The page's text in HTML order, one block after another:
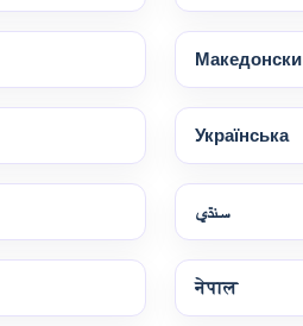
Македонски
Українська
سنڌي
नेपाल